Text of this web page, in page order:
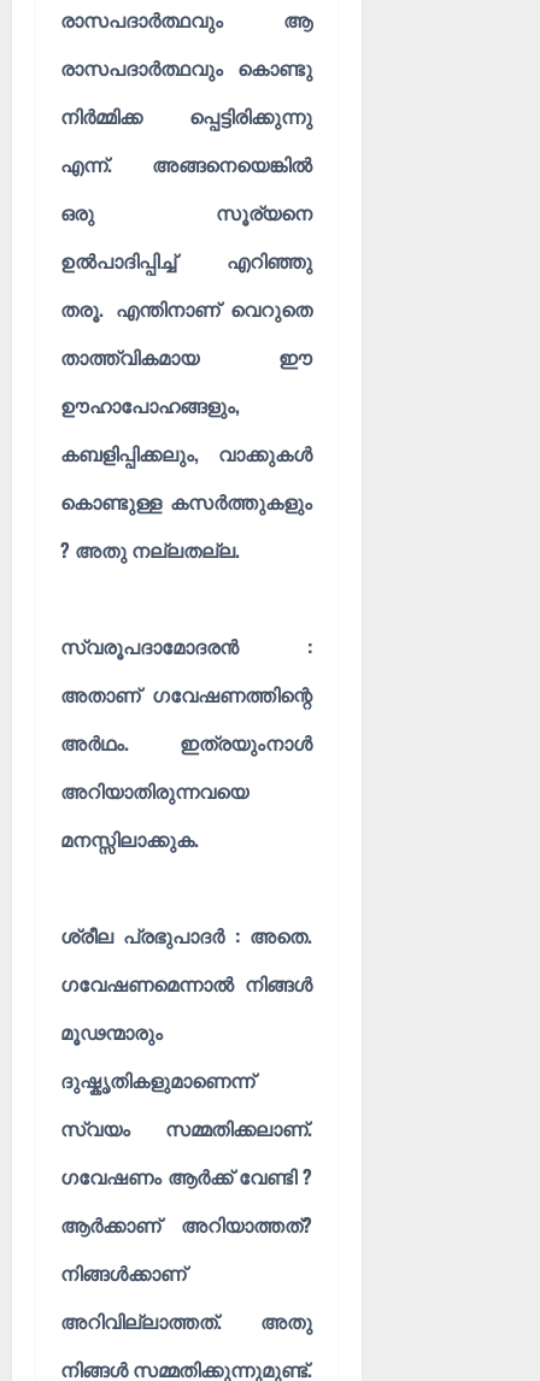
രാസപദാർത്ഥവും ആ
രാസപദാർത്ഥവും കൊണ്ടു
നിർമ്മിക്ക പ്പെട്ടിരിക്കുന്നു
എന്ന്. അങ്ങനെയെങ്കിൽ
ഒരു സൂര്യനെ
ഉൽപാദിപ്പിച്ച് എറിഞ്ഞു
തരൂ. എന്തിനാണ് വെറുതെ
താത്ത്വികമായ ഈ
ഊഹാപോഹങ്ങളും,
കബളിപ്പിക്കലും, വാക്കുകൾ
കൊണ്ടുള്ള കസർത്തുകളും
? അതു നല്ലതല്ല.
സ്വരൂപദാമോദരൻ :
അതാണ് ഗവേഷണത്തിന്റെ
അർഥം. ഇത്രയുംനാൾ
അറിയാതിരുന്നവയെ
മനസ്സിലാക്കുക.
ശ്രീല പ്രഭുപാദർ : അതെ.
ഗവേഷണമെന്നാൽ നിങ്ങൾ
മൂഢന്മാരും
ദുഷ്കൃതികളുമാണെന്ന്
സ്വയം സമ്മതിക്കലാണ്.
ഗവേഷണം ആർക്ക് വേണ്ടി ?
ആർക്കാണ് അറിയാത്തത്?
നിങ്ങൾക്കാണ്
അറിവില്ലാത്തത്. അതു
നിങ്ങൾ സമ്മതിക്കുന്നുമുണ്ട്.